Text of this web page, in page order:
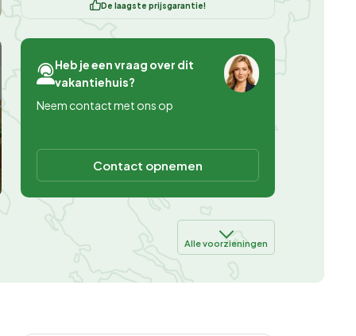
De laagste prijsgarantie!
Heb je een vraag over dit
vakantiehuis?
Neem contact met ons op
Contact opnemen
Alle voorzieningen